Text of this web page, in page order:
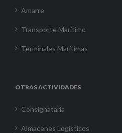
Amarre
Transporte Marítimo
Terminales Marítimas
OTRAS ACTIVIDADES
Consignataria
Almacenes Logísticos